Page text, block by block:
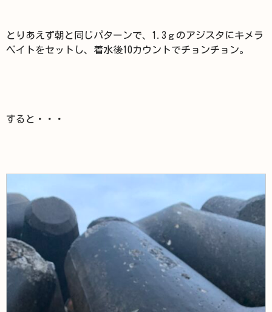
とりあえず朝と同じパターンで、1.3ｇのアジスタにキメラ
ベイトをセットし、着水後10カウントでチョンチョン。
すると・・・